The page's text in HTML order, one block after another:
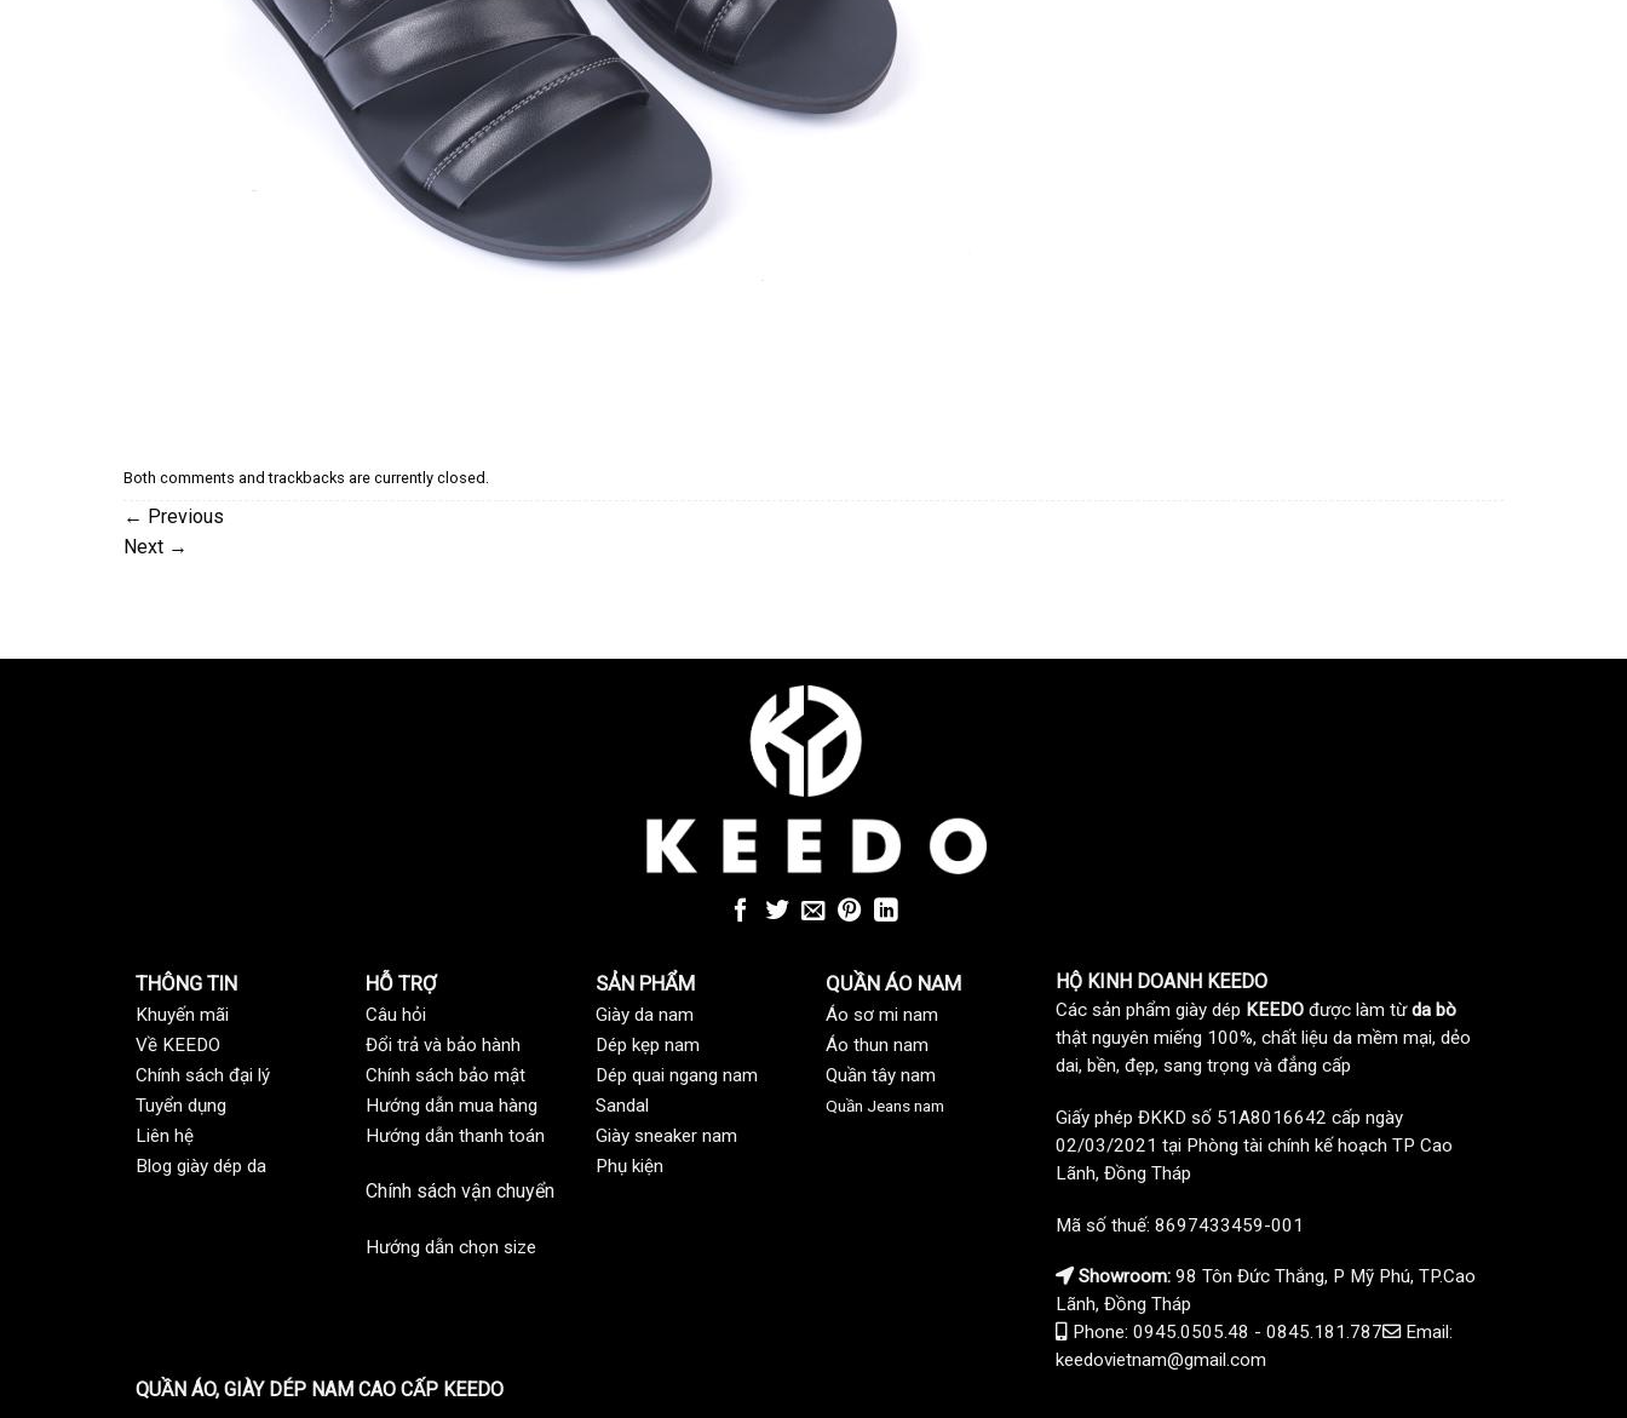
Both comments and trackbacks are currently closed.
← Previous
Next →
THÔNG TIN
Khuyến mãi
Về KEEDO
Chính sách đại lý
Tuyển dụng
Liên hệ
Blog giày dép da
HỖ TRỢ
Câu hỏi
Đổi trả và bảo hành
Chính sách bảo mật
Hướng dẫn mua hàng
Hướng dẫn thanh toán
Chính sách vận chuyển
Hướng dẫn chọn size
SẢN PHẨM
Giày da nam
Dép kẹp nam
Dép quai ngang nam
Sandal
Giày sneaker nam
Phụ kiện
QUẦN ÁO NAM
Áo sơ mi nam
Áo thun nam
Quần tây nam
Quần Jeans nam
HỘ KINH DOANH KEEDO
Các sản phẩm giày dép KEEDO được làm từda bò
thật nguyên miếng 100%, chất liệu da mềm mại, dẻo
dai, bền, đẹp, sang trọng và đẳng cấp
Giấy phép ĐKKD số 51A8016642 cấp ngày
02/03/2021 tại Phòng tài chính kế hoạch TP Cao
Lãnh, Đồng Tháp
Mã số thuế: 8697433459-001
Showroom: 98 Tôn Đức Thắng, P Mỹ Phú, TP.Cao
Lãnh, Đồng Tháp
Phone: 0945.0505.48 - 0845.181.787
Email:
keedovietnam@gmail.com
QUẦN ÁO, GIÀY DÉP NAM CAO CẤP KEEDO